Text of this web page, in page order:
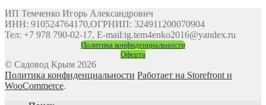
ИП Темченко Игорь Александрович
ИНН: 910524764170,ОГРНИП: 324911200070904
Тел: +7 978 790-02-17, E-mail:ig.tem4enko2016@yandex.ru
Политика конфиденциальности
Оферта
© Садовод Крым 2026
Политика конфиденциальности Работает на Storefront и
WooCommerce.